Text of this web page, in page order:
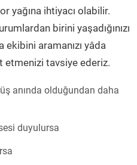
yağına ihtiyacı olabilir.
birini yaşadığınızı
aramanızı yâda
etmenizi tavsiye ederiz.
anında olduğundan daha
duyulursa